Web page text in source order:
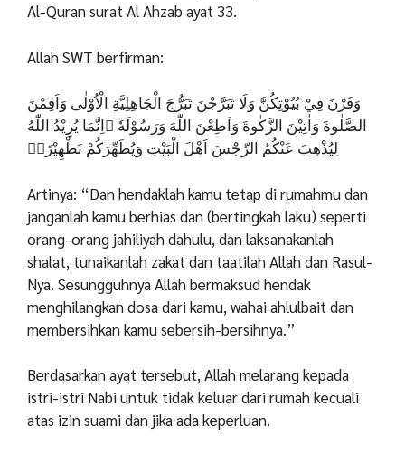
Al-Quran surat Al Ahzab ayat 33.
Allah SWT berfirman:
وَقَرْنَ فِيْ بُيُوْتِكُنَّ وَلَا تَبَرَّجْنَ تَبَرُّجَ الْجَاهِلِيَّةِ الْاُوْلٰى وَاَقِمْنَ
الصَّلٰوةَ وَاٰتِيْنَ الزَّكٰوةَ وَاَطِعْنَ اللّٰهَ وَرَسُوْلَهٗ ۗاِنَّمَا يُرِيْدُ اللّٰهُ
لِيُذْهِبَ عَنْكُمُ الرِّجْسَ اَهْلَ الْبَيْتِ وَيُطَهِّرَكُمْ تَطْهِيْرًاۚ
Artinya: “Dan hendaklah kamu tetap di rumahmu dan
janganlah kamu berhias dan (bertingkah laku) seperti
orang-orang jahiliyah dahulu, dan laksanakanlah
shalat, tunaikanlah zakat dan taatilah Allah dan Rasul-
Nya. Sesungguhnya Allah bermaksud hendak
menghilangkan dosa dari kamu, wahai ahlulbait dan
membersihkan kamu sebersih-bersihnya.”
Berdasarkan ayat tersebut, Allah melarang kepada
istri-istri Nabi untuk tidak keluar dari rumah kecuali
atas izin suami dan jika ada keperluan.